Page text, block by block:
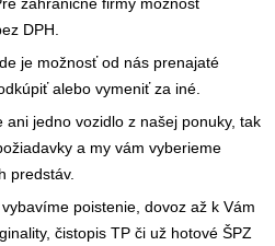
zahraničné firmy možnosť
DPH.
je možnosť od nás prenajaté
alebo vymeniť za iné.
ani jedno vozidlo z našej ponuky, tak
a my vám vyberieme
predstáv.
poistenie, dovoz až k Vám
čistopis TP či už hotové ŠPZ